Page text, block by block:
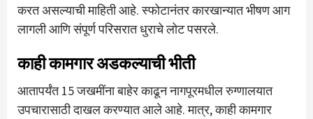
करत असल्याची माहिती आहे. स्फोटानंतर कारखान्यात भीषण आग
लागली आणि संपूर्ण परिसरात धुराचे लोट पसरले.
काही कामगार अडकल्याची भीती
आतापर्यंत 15 जखमींना बाहेर काढून नागपूरमधील रुग्णालयात
उपचारासाठी दाखल करण्यात आले आहे. मात्र, काही कामगार